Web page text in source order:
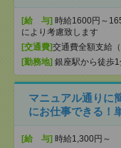
[給 与] 時給1600円～
により考慮致します
[交通費]交通費全額支給（
[勤務地] 銀座駅から徒歩
マニュアル通りに
にお仕事できる！
[給 与] 時給1,300円～